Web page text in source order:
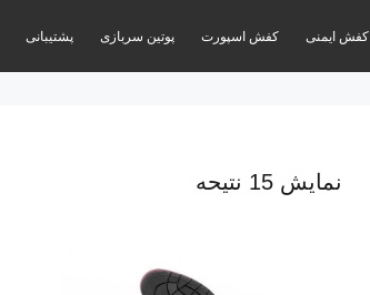
کفش ایمنی کفش اسپورت پوتین سربازی پشتیبانی
نمایش 15 نتیحه